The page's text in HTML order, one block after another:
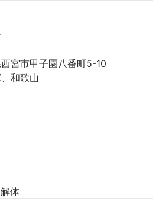
西宮市甲子園八番町5-10
和歌山
体